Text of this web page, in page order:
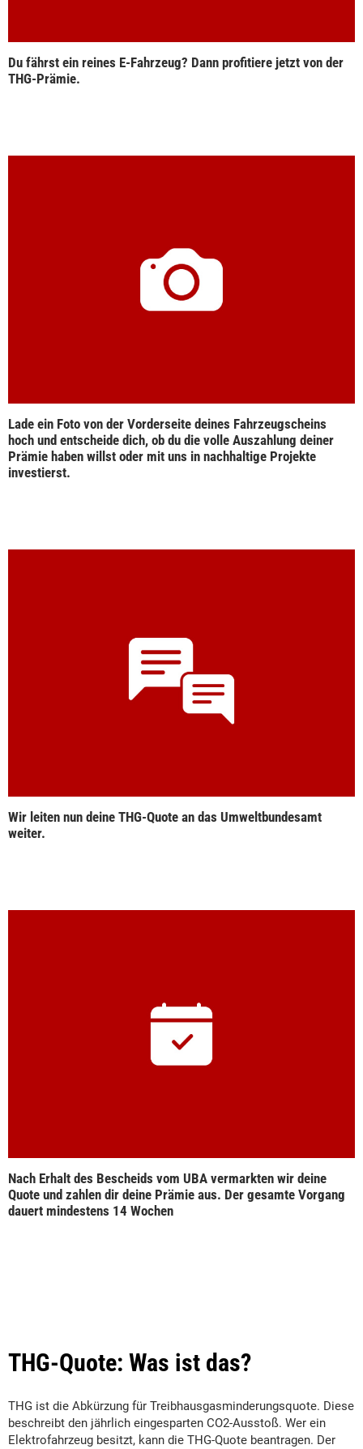
Du fährst ein reines E-Fahrzeug? Dann profitiere jetzt von der
THG-Prämie.
Lade ein Foto von der Vorderseite deines Fahrzeugscheins
hoch und entscheide dich, ob du die volle Auszahlung deiner
Prämie haben willst oder mit uns in nachhaltige Projekte
investierst.
Wir leiten nun deine THG-Quote an das Umweltbundesamt
weiter.
Nach Erhalt des Bescheids vom UBA vermarkten wir deine
Quote und zahlen dir deine Prämie aus. Der gesamte Vorgang
dauert mindestens 14 Wochen
THG-Quote: Was ist das?
THG ist die Abkürzung für Treibhausgasminderungsquote. Diese
beschreibt den jährlich eingesparten CO2-Ausstoß. Wer ein
Elektrofahrzeug besitzt, kann die THG-Quote beantragen. Der